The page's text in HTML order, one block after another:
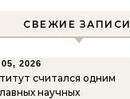
СВЕЖИЕ ЗАПИСИ
2026
считался одним
научных